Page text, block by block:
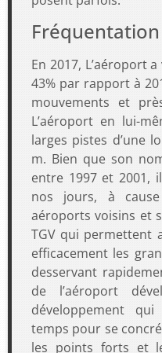
Fréquentation
En 2017, L’aéroport
43% par rapport à
mouvements et
L’aéroport en lui-
larges pistes d’une
m. Bien que son
entre 1997 et 2001,
nos jours, à
aéroports voisins et
TGV qui permettent
efficacement les
desservant
de l’aéroport
développement
temps pour se
les points forts et